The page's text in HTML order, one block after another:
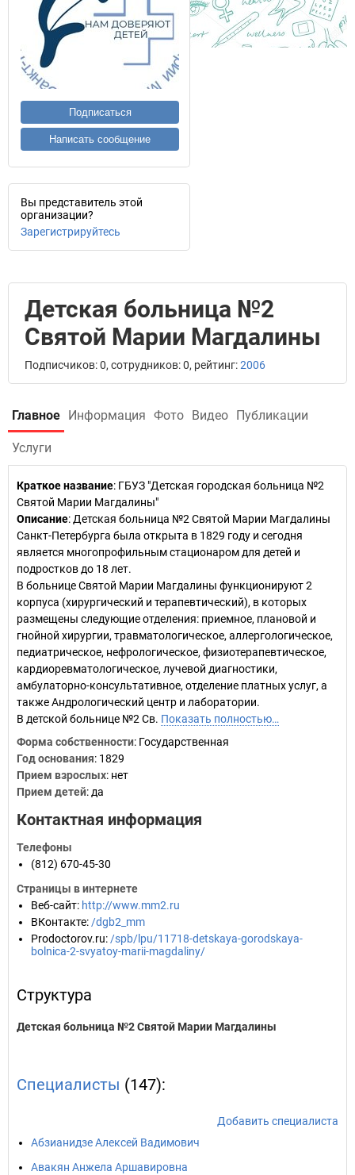
Подписаться
Написать сообщение
Вы представитель этой
организации?
Зарегистрируйтесь
Детская больница №2
Святой Марии Магдалины
Подписчиков: 0, сотрудников: 0, рейтинг:2006
Главное Информация Фото Видео Публикации
Услуги
Краткое название: ГБУЗ "Детская городская больница №2
Святой Марии Магдалины"
Описание: Детская больница №2 Святой Марии Магдалины
Санкт-Петербурга была открыта в 1829 году и сегодня
является многопрофильным стационаром для детей и
подростков до 18 лет.
В больнице Святой Марии Магдалины функционируют 2
корпуса (хирургический и терапевтический), в которых
размещены следующие отделения: приемное, плановой и
гнойной хирургии, травматологическое, аллергологическое,
педиатрическое, нефрологическое, физиотерапевтическое,
кардиоревматологическое, лучевой диагностики,
амбулаторно-консультативное, отделение платных услуг, а
также Андрологический центр и лаборатории.
В детской больнице №2 Св. Показать полностью…
Форма собственности: Государственная
Год основания: 1829
Прием взрослых: нет
Прием детей: да
Контактная информация
Телефоны
(812) 670-45-30
Страницы в интернете
Веб-сайт: http://www.mm2.ru
ВКонтакте: /dgb2_mm
Prodoctorov.ru: /spb/lpu/11718-detskaya-gorodskaya-
bolnica-2-svyatoy-marii-magdaliny/
Структура
Детская больница №2 Святой Марии Магдалины
Специалисты (147):
Добавить специалиста
Абзианидзе Алексей Вадимович
Авакян Анжела Аршавировна